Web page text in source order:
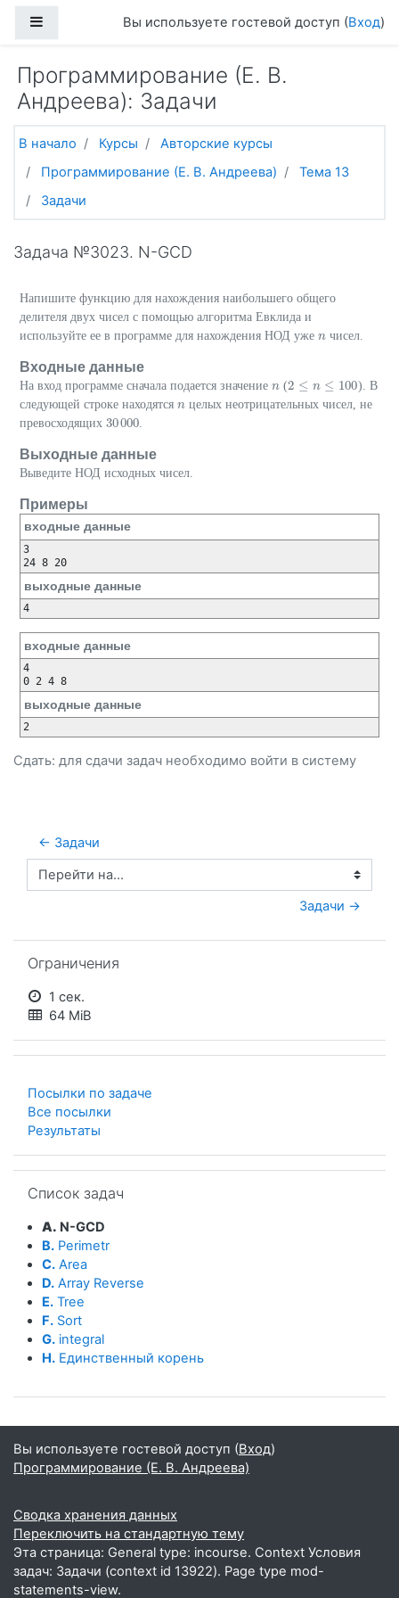
Боковая панельВы используете гостевой доступ (Вход)
Программирование (Е. В.
Андреева): Задачи
В начало Курсы
Авторские курсы
Программирование (Е. В. Андреева)
Тема 13
Задачи
Задача №3023. N-GCD
Напишите функцию для нахождения наибольшего общего
делителя двух чисел с помощью алгоритма Евклида и
используйте ее в программе для нахождения НОД уже n
n чисел.
Входные данные
На вход программе сначала подается значение n
n (2 ≤ n ≤ 100
2 ≤n ≤100
). В
следующей строке находятся n
n целых неотрицательных чисел, не
превосходящих 30000
30000.
Выходные данные
Выведите НОД исходных чисел.
Примеры
входные данные
3
выходные данные
входные данные
4
выходные данные
Сдать: для сдачи задач необходимо войти в систему
← Задачи
Перейти на...
Задачи →
Ограничения
1 сек.
64 MiB
Посылки по задаче
Все посылки
Результаты
Список задач
A. N-GCD
B. Perimetr
C. Area
D. Array Reverse
E. Tree
F. Sort
G. integral
H. Единственный корень
Вы используете гостевой доступ (Вход)
Программирование (Е. В. Андреева)
Сводка хранения данных
Переключить на стандартную тему
Эта страница: General type: incourse. Context Условия
задач: Задачи (context id 13922). Page type mod-
statements-view.